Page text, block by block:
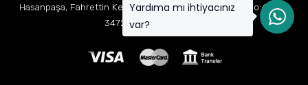
Hasanpaşa, Fahrettin Kerim Gökay Cd Mukaddes Apt No:63 D:1,
34722 Kadıköy/İstanbul
Yardıma mı ihtiyacınız
var?